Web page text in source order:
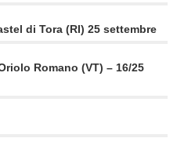
di Tora (RI) 25 settembre
Romano (VT) – 16/25